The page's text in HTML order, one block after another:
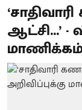
ஆட்சி...’ -
மாணிக்கம்